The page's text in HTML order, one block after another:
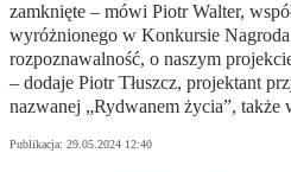
zamknięte – mówi Piotr Walter,
wyróżnionego w Konkursie
rozpoznawalność, o naszym
– dodaje Piotr Tłuszcz, projektant
nazwanej „Rydwanem życia”,
Publikacja: 29.05.2024 12:40